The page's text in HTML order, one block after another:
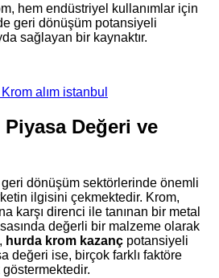
hem endüstriyel kullanımlar için
geri dönüşüm potansiyeli
sağlayan bir kaynaktır.
alım istanbul
Değeri ve
dönüşüm sektörlerinde önemli
ilgisini çekmektedir. Krom,
karşı direnci ile tanınan bir metal
değerli bir malzeme olarak
hurda krom kazanç potansiyeli
değeri ise, birçok farklı faktöre